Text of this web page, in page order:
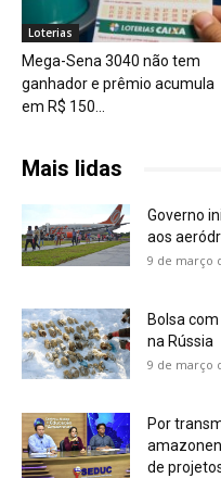
Loterias
Mega-Sena 3040 não tem
ganhador e prêmio acumula
em R$ 150...
Mais lidas
Governo
aos
9 de março
Bolsa
na Rússia
9 de março
Por
de